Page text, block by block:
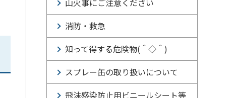
山火事にご注意ください
消防・救急
知って得する危険物(＾◇＾)
スプレー缶の取り扱いについて
飛沫感染防止用ビニールシート等